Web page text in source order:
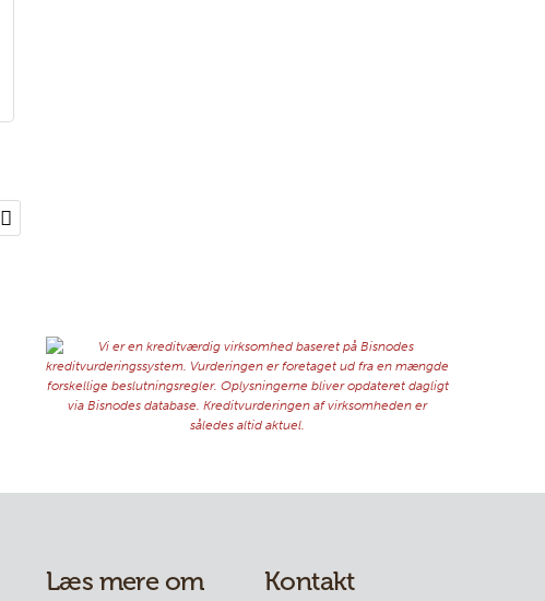
Læs mere om
Kontakt